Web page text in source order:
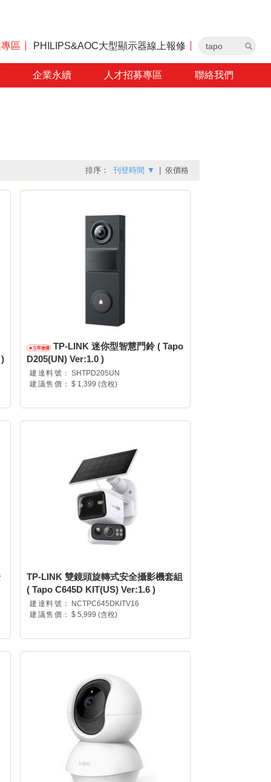
區 PHILIPS&AOC大型顯示器線上報修
企業永續 人才招募專區 聯絡我們
排序： 刊登時間 ▼ 依價格
TP-LINK 迷你型智慧門鈴 ( Tapo
D205(UN) Ver:1.0 )
建達料號： SHTPD205UN
建議售價： $ 1,399 (含稅)
TP-LINK 雙鏡頭旋轉式安全攝影機套組
( Tapo C645D KIT(US) Ver:1.6 )
建達料號：
NCTPC645DKITV16
建議售價： $ 5,999 (含稅)